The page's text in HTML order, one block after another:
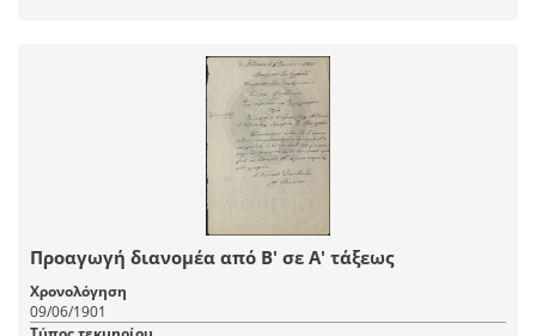
Προαγωγή διανομέα από Β' σε Α' τάξεως
Χρονολόγηση
09/06/1901